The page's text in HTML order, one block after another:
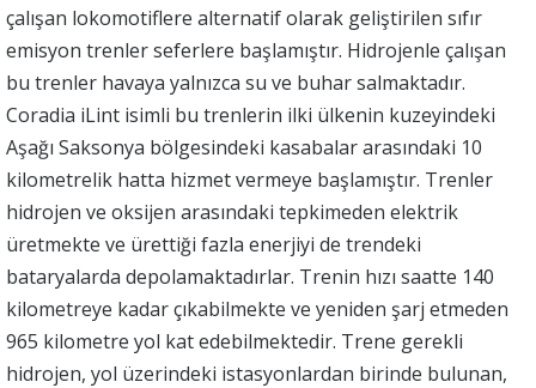
çalışan lokomotiflere alternatif olarak geliştirilen sıfır
emisyon trenler seferlere başlamıştır. Hidrojenle çalışan
bu trenler havaya yalnızca su ve buhar salmaktadır.
Coradia iLint isimli bu trenlerin ilki ülkenin kuzeyindeki
Aşağı Saksonya bölgesindeki kasabalar arasındaki 10
kilometrelik hatta hizmet vermeye başlamıştır. Trenler
hidrojen ve oksijen arasındaki tepkimeden elektrik
üretmekte ve ürettiği fazla enerjiyi de trendeki
bataryalarda depolamaktadırlar. Trenin hızı saatte 140
kilometreye kadar çıkabilmekte ve yeniden şarj etmeden
965 kilometre yol kat edebilmektedir. Trene gerekli
hidrojen, yol üzerindeki istasyonlardan birinde bulunan,